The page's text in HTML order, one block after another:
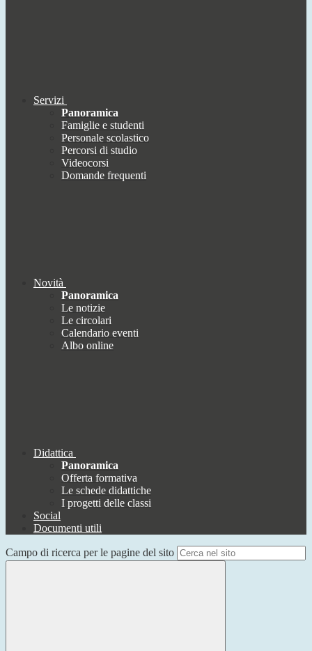
Servizi
Panoramica
Famiglie e studenti
Personale scolastico
Percorsi di studio
Videocorsi
Domande frequenti
Novità
Panoramica
Le notizie
Le circolari
Calendario eventi
Albo online
Didattica
Panoramica
Offerta formativa
Le schede didattiche
I progetti delle classi
Social
Documenti utili
Campo di ricerca per le pagine del sito